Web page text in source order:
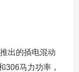
出的插电混动
306马力功率，